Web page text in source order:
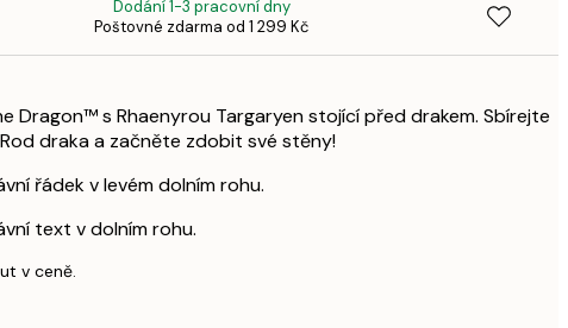
Dodání 1-3 pracovní dny
Poštovné zdarma od 1 299 Kč
Dragon™ s Rhaenyrou Targaryen stojící před drakem. Sbírejte
draka a začněte zdobit své stěny!
řádek v levém dolním rohu.
text v dolním rohu.
v ceně.